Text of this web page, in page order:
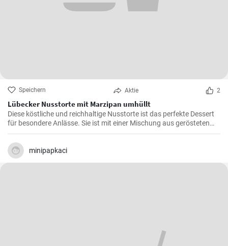
Speichern Aktie 2
Lübecker Nusstorte mit Marzipan umhüllt
Diese köstliche und reichhaltige Nusstorte ist das perfekte Dessert
für besondere Anlässe. Sie ist mit einer Mischung aus gerösteten
Nüssen und einer cremigen Füllung gefüllt, die von einer knackigen
Schicht Marzipan umhüllt wird.
minipapkaci